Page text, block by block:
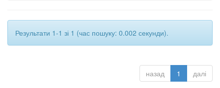
Результати 1-1 зі 1 (час пошуку: 0.002 секунди).
назад 1 далі